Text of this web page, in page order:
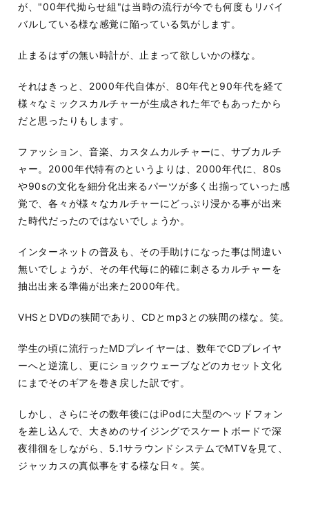
が、"00年代拗らせ組"は当時の流行が今でも何度もリバイ
バルしている様な感覚に陥っている気がします。
止まるはずの無い時計が、止まって欲しいかの様な。
それはきっと、2000年代自体が、80年代と90年代を経て
様々なミックスカルチャーが生成された年でもあったから
だと思ったりもします。
ファッション、音楽、カスタムカルチャーに、サブカルチ
ャー。2000年代特有のというよりは、2000年代に、80s
や90sの文化を細分化出来るパーツが多く出揃っていった感
覚で、各々が様々なカルチャーにどっぷり浸かる事が出来
た時代だったのではないでしょうか。
インターネットの普及も、その手助けになった事は間違い
無いでしょうが、その年代毎に的確に刺さるカルチャーを
抽出出来る準備が出来た2000年代。
VHSとDVDの狭間であり、CDとmp3との狭間の様な。笑。
学生の頃に流行ったMDプレイヤーは、数年でCDプレイヤ
ーへと逆流し、更にショックウェーブなどのカセット文化
にまでそのギアを巻き戻した訳です。
しかし、さらにその数年後にはiPodに大型のヘッドフォン
を差し込んで、大きめのサイジングでスケートボードで深
夜徘徊をしながら、5.1サラウンドシステムでMTVを見て、
ジャッカスの真似事をする様な日々。笑。